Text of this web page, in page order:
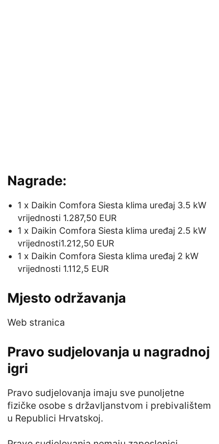
Nagrade:
1 x Daikin Comfora Siesta klima uređaj 3.5 kW
vrijednosti 1.287,50 EUR
1 x Daikin Comfora Siesta klima uređaj 2.5 kW
vrijednosti1.212,50 EUR
1 x Daikin Comfora Siesta klima uređaj 2 kW
vrijednosti 1.112,5 EUR
Mjesto održavanja
Web stranica
Pravo sudjelovanja u nagradnoj
igri
Pravo sudjelovanja imaju sve punoljetne
fizičke osobe s državljanstvom i prebivalištem
u Republici Hrvatskoj.